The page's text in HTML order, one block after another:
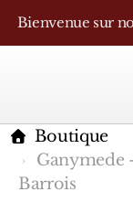
Bienvenue sur
Boutique
Ganymede
Barrois